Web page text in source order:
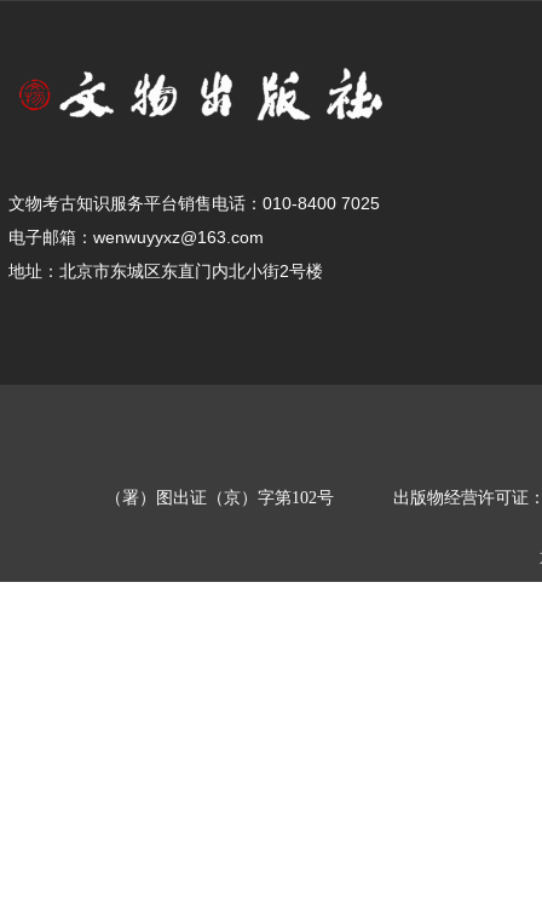
（署）图出证（京）字第102号 出版物经营许可证
文物考古知识服务平台销售电话：010-8400 7025
电子邮箱：wenwuyyxz@163.com
地址：北京市东城区东直门内北小街2号楼